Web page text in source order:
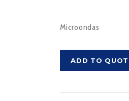
Microondas
ADD TO